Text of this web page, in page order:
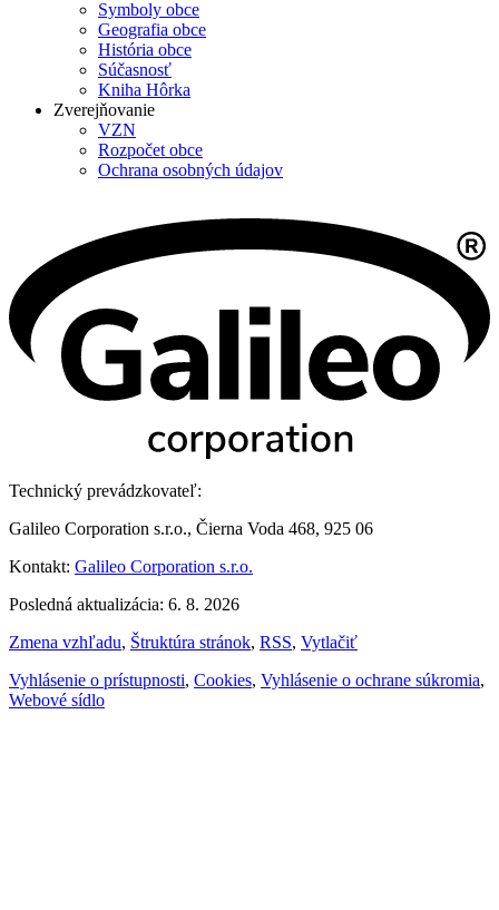
Symboly obce
Geografia obce
História obce
Súčasnosť
Kniha Hôrka
Zverejňovanie
VZN
Rozpočet obce
Ochrana osobných údajov
Technický prevádzkovateľ:
Galileo Corporation s.r.o., Čierna Voda 468, 925 06
Kontakt: Galileo Corporation s.r.o.
Posledná aktualizácia: 6. 8. 2026
Zmena vzhľadu, Štruktúra stránok, RSS, Vytlačiť
Vyhlásenie o prístupnosti, Cookies, Vyhlásenie o ochrane súkromia,
Webové sídlo